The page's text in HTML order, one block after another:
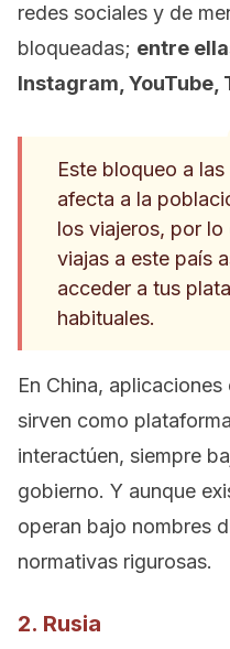
redes sociales y de
bloqueadas; entre
Instagram,
Este bloqueo a
afecta a la
los viajeros, por
viajas a este país
acceder a tus
habituales.
En China,
sirven como
interactúen, siempre
gobierno. Y aunque
operan bajo nombres
normativas rigurosas.
2. Rusia